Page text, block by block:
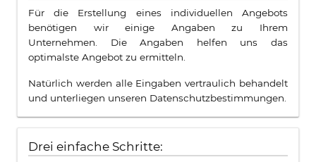
Für die Erstellung eines individuellen Angebots
benötigen wir einige Angaben zu Ihrem
Unternehmen. Die Angaben helfen uns das
optimalste Angebot zu ermitteln.
Natürlich werden alle Eingaben vertraulich behandelt
und unterliegen unseren Datenschutzbestimmungen.
Drei einfache Schritte: